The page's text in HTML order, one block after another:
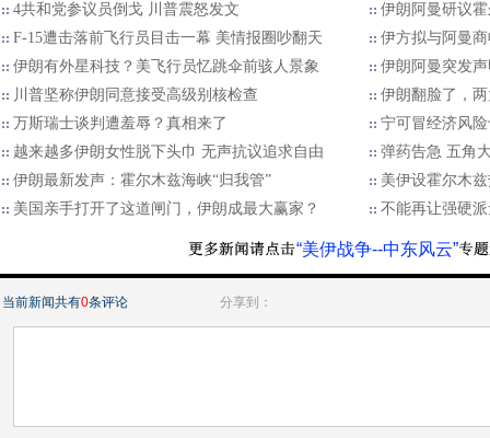
4共和党参议员倒戈 川普震怒发文
伊朗阿曼研议
F-15遭击落前飞行员目击一幕 美情报圈吵翻天
伊方拟与阿曼
伊朗有外星科技？美飞行员忆跳伞前骇人景象
伊朗阿曼突发
川普坚称伊朗同意接受高级别核检查
伊朗翻脸了，
万斯瑞士谈判遭羞辱？真相来了
宁可冒经济风
越来越多伊朗女性脱下头巾 无声抗议追求自由
弹药告急 五角
伊朗最新发声：霍尔木兹海峡“归我管”
美伊设霍尔木
美国亲手打开了这道闸门，伊朗成最大赢家？
不能再让强硬
“美伊战争--中东风云”
当前新闻共有0条评论 分享到：